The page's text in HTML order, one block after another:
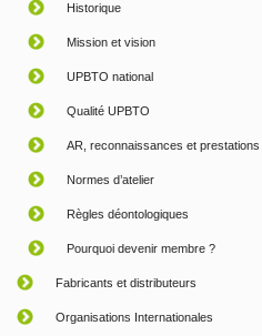
Historique
Mission et vision
UPBTO national
Qualité UPBTO
AR, reconnaissances et prestations
Normes d’atelier
Règles déontologiques
Pourquoi devenir membre ?
Fabricants et distributeurs
Organisations Internationales